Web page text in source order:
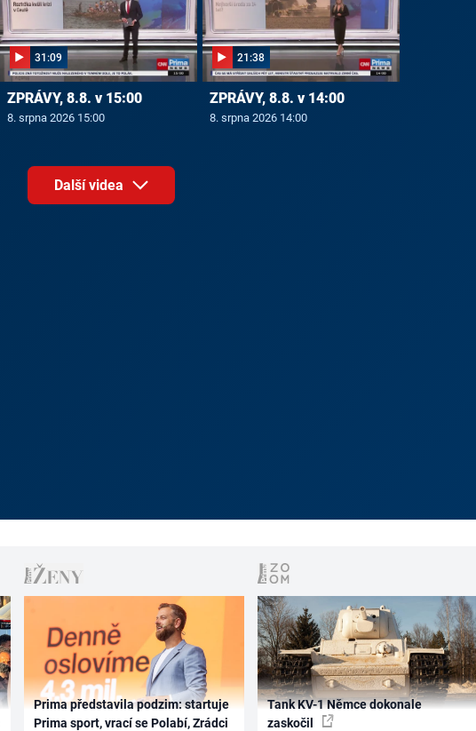
31:09
ZPRÁVY, 8.8. v 15:00
8. srpna 2026 15:00
21:38
ZPRÁVY, 8.8. v 14:00
8. srpna 2026 14:00
Další videa
Prima představila podzim: startuje
Prima sport, vrací se Polabí, Zrádci
Tank KV-1 Němce dokonale
zaskočil